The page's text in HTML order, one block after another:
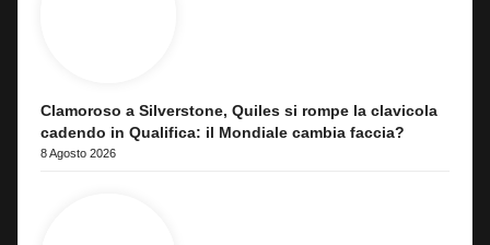
Clamoroso a Silverstone, Quiles si rompe la clavicola
cadendo in Qualifica: il Mondiale cambia faccia?
8 Agosto 2026